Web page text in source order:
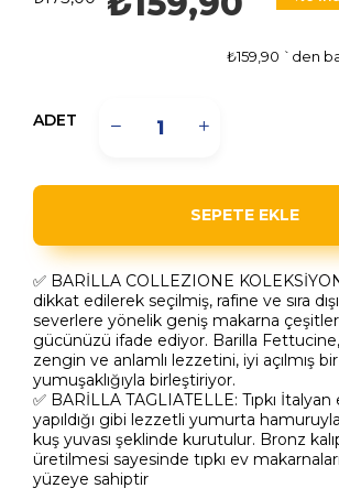
₺159,90 `den
ADET
✅ BARİLLA COLLEZIONE
dikkat edilerek seçilmiş, rafine ve sıra
severlere yönelik geniş makarna
gücünüzü ifade ediyor. Barilla
zengin ve anlamlı lezzetini, iyi açılmış
yumuşaklığıyla birleştiriyor.
✅ BARİLLA TAGLIATELLE: Tıpkı
yapıldığı gibi lezzetli yumurta hamuruyla
kuş yuvası şeklinde kurutulur. Bronz
üretilmesi sayesinde tıpkı ev
yüzeye sahiptir